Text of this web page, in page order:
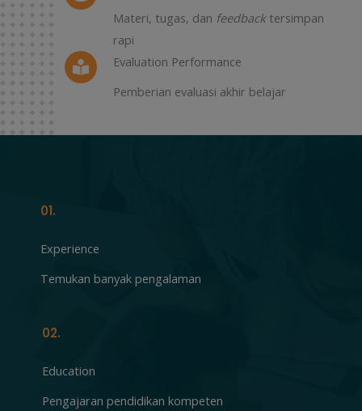
Materi, tugas, dan feedback tersimpan
rapi
Evaluation Performance
Pemberian evaluasi akhir belajar
01.
Experience
Temukan banyak pengalaman
02.
Education
Pengajaran pendidikan kompeten